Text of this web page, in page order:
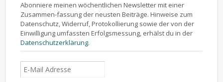
Abonniere meinen wöchentlichen Newsletter mit einer
Zusammen-fassung der neusten Beiträge. Hinweise zum
Datenschutz, Widerruf, Protokollierung sowie der von der
Einwilligung umfassten Erfolgsmessung, erhälst du in der
Datenschutzerklärung.